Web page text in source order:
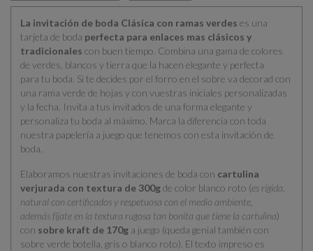
La invitación de boda Clásica con ramas verdes es una
tarjeta de boda perfecta para enlaces mas clásicos y
tradicionales con buen tiempo. Combina una gama de colores
de verdes, blancos y tierra que la hacen elegante y perfecta
para tu boda. Si te decides por el forro en el sobre va decorad con
una rama verde de hojas y con vuestras iniciales personalizadas
y la fecha. Invita a tus invitados de una forma elegante y
personaliza tu boda al máximo. Marca la diferencia con toda
nuestra papelería a juego que tenemos con esta invitación de
boda.
Elaboramos nuestras invitaciones de boda con cartulina
verjurada con textura de 300gde color blanco roto (es rígida,
natural con certificados y respetuosa con el medio ambiente,
además fíjate en la textura rugosa tan bonita que tiene la cartulina)
con sobre kraft de 170g a juego (queda genial también con
sobre verde botella, gris o blanco roto). El texto impreso es